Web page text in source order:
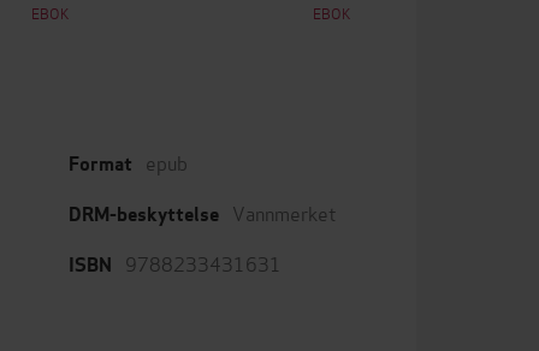
EBOK EBOK
Format epub
DRM-beskyttelse Vannmerket
ISBN 9788233431631